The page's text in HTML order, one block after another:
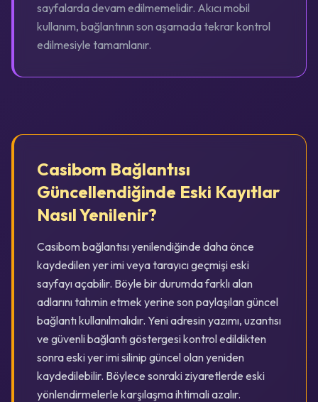
sayfalarda devam edilmemelidir. Akıcı mobil
kullanım, bağlantının son aşamada tekrar kontrol
edilmesiyle tamamlanır.
Casibom Bağlantısı
Güncellendiğinde Eski Kayıtlar
Nasıl Yenilenir?
Casibom bağlantısı yenilendiğinde daha önce
kaydedilen yer imi veya tarayıcı geçmişi eski
sayfayı açabilir. Böyle bir durumda farklı alan
adlarını tahmin etmek yerine son paylaşılan güncel
bağlantı kullanılmalıdır. Yeni adresin yazımı, uzantısı
ve güvenli bağlantı göstergesi kontrol edildikten
sonra eski yer imi silinip güncel olan yeniden
kaydedilebilir. Böylece sonraki ziyaretlerde eski
yönlendirmelerle karşılaşma ihtimali azalır.